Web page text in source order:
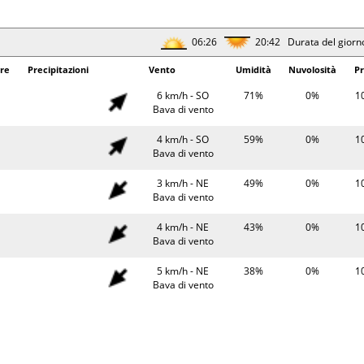
8 km/h - NE
Brezza leggera
Brezza leggera
Precipitazioni Vento
4 km/h - O
Bava di vento
65%
6 km/h - O
Bava di vento
60%
9 km/h - N
Brezza leggera
32%
06:26 20:42 Durata del
Precipitazioni Vento Umidità Nuvolosità
6 km/h - SO
Bava di vento
71% 0%
4 km/h - SO
Bava di vento
59% 0%
3 km/h - NE
Bava di vento
49% 0%
4 km/h - NE
Bava di vento
43% 0%
5 km/h - NE
Bava di vento
38% 0%